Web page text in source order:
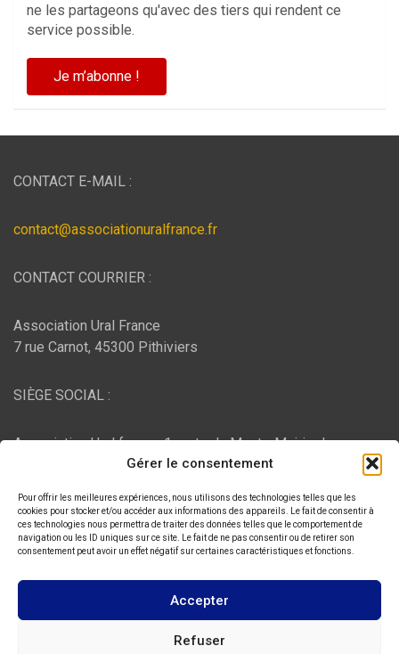
Gérer le consentement
Pour offrir les meilleures expériences, nous utilisons des technologies telles que les
cookies pour stocker et/ou accéder aux informations des appareils. Le fait de consentir à
ces technologies nous permettra de traiter des données telles que le comportement de
navigation ou les ID uniques sur ce site. Le fait de ne pas consentir ou de retirer son
consentement peut avoir un effet négatif sur certaines caractéristiques et fonctions.
Accepter
Refuser
ne les partageons qu'avec des tiers qui rendent ce
service possible.
CONTACT E-MAIL :
contact@associationuralfrance.fr
CONTACT COURRIER :
Association Ural France
7 rue Carnot, 45300 Pithiviers
SIÈGE SOCIAL :
Association Ural france, 1 route du Mont - Mairie de
Bujaleuf, 87460 Bujaleuf
HÉBERGEMENT :
, Chemin des Pardiaux, 63000 Clermont-Ferrand
ASSOCIATION URAL FRANCE